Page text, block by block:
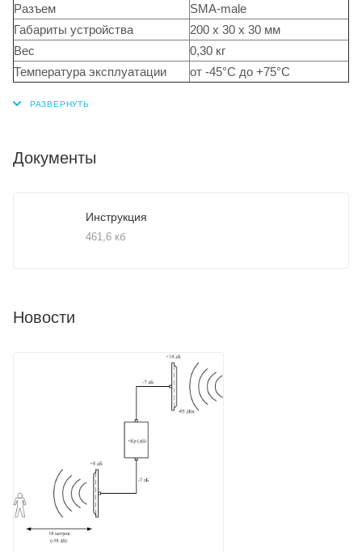
Разъем
SMA-male
Габариты устройства
200 x 30 x 30 мм
Вес
0,30 кг
Температура эксплуатации
от -45°C до +75°C
Документы
Инструкция
461,6 кб
Новости